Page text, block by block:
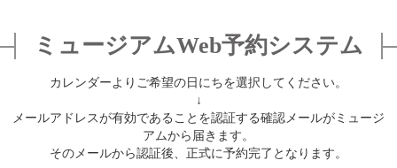
ご予約
アクセス
注意事項
ミュージアムWeb予約システム
カレンダーよりご希望の日にちを選択してください。
↓
メールアドレスが有効であることを認証する確認メールがミュージ
アムから届きます。
そのメールから認証後、正式に予約完了となります。